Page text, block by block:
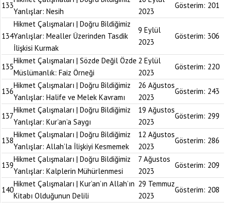
133
Yanlışlar: Nesih
2023
Gösterim: 201
134
Hikmet Çalışmaları | Doğru Bildiğimiz
Yanlışlar: Mealler Üzerinden Tasdik
İlişkisi Kurmak
9 Eylül
2023
Gösterim: 306
135
Hikmet Çalışmaları | Sözde Değil Özde
Müslümanlık: Faiz Örneği
2 Eylül
2023
Gösterim: 220
136
Hikmet Çalışmaları | Doğru Bildiğimiz
Yanlışlar: Halife ve Melek Kavramı
26 Ağustos
2023
Gösterim: 243
137
Hikmet Çalışmaları | Doğru Bildiğimiz
Yanlışlar: Kur’an’a Saygı
19 Ağustos
2023
Gösterim: 299
138
Hikmet Çalışmaları | Doğru Bildiğimiz
Yanlışlar: Allah’la İlişkiyi Kesmemek
12 Ağustos
2023
Gösterim: 286
139
Hikmet Çalışmaları | Doğru Bildiğimiz
Yanlışlar: Kalplerin Mühürlenmesi
7 Ağustos
2023
Gösterim: 209
140
Hikmet Çalışmaları | Kur’an’ın Allah’ın
Kitabı Olduğunun Delili
29 Temmuz
2023
Gösterim: 208